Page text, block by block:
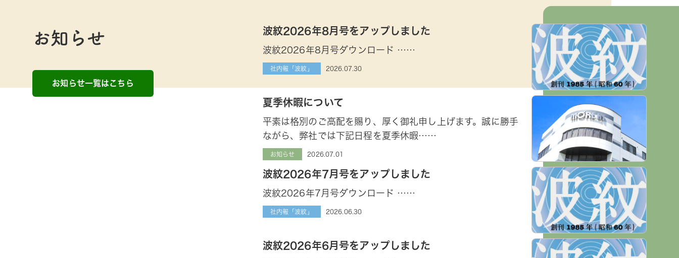
お知らせ
お知らせ一覧はこちら
波紋2026年8月号をアップしました
波紋2026年8月号ダウンロード ……
社内報「波紋」 2026.07.30
夏季休暇について
平素は格別のご高配を賜り、厚く御礼申し上げます。誠に勝手
ながら、弊社では下記日程を夏季休暇……
お知らせ 2026.07.01
波紋2026年7月号をアップしました
波紋2026年7月号ダウンロード ……
社内報「波紋」 2026.06.30
波紋2026年6月号をアップしました